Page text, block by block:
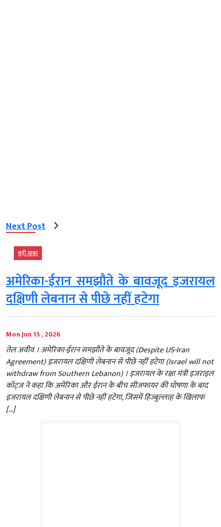
Next Post
बड़ी खबर
अमेरिका-ईरान समझौते के बावजूद इजरायल
दक्षिणी लेबनान से पीछे नहीं हटेगा
Mon Jun 15 , 2026
तेल अवीव । अमेरिका-ईरान समझौते के बावजूद (Despite US-Iran
Agreement) इजरायल दक्षिणी लेबनान से पीछे नहीं हटेगा (Israel will not
withdraw from Southern Lebanon) । इजरायल के रक्षा मंत्री इजराइल
कॉट्ज ने कहा कि अमेरिका और ईरान के बीच सीजफायर की घोषणा के बाद
इजरायल दक्षिणी लेबनान से पीछे नहीं हटेगा, जिसमें हिज्बुल्लाह के खिलाफ
[…]